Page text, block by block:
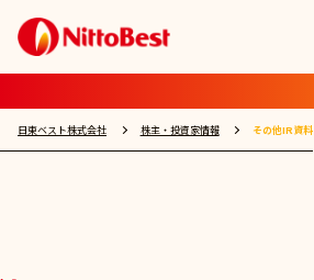
日東ベスト株式会社 株主・投資家情報 その他IR資料